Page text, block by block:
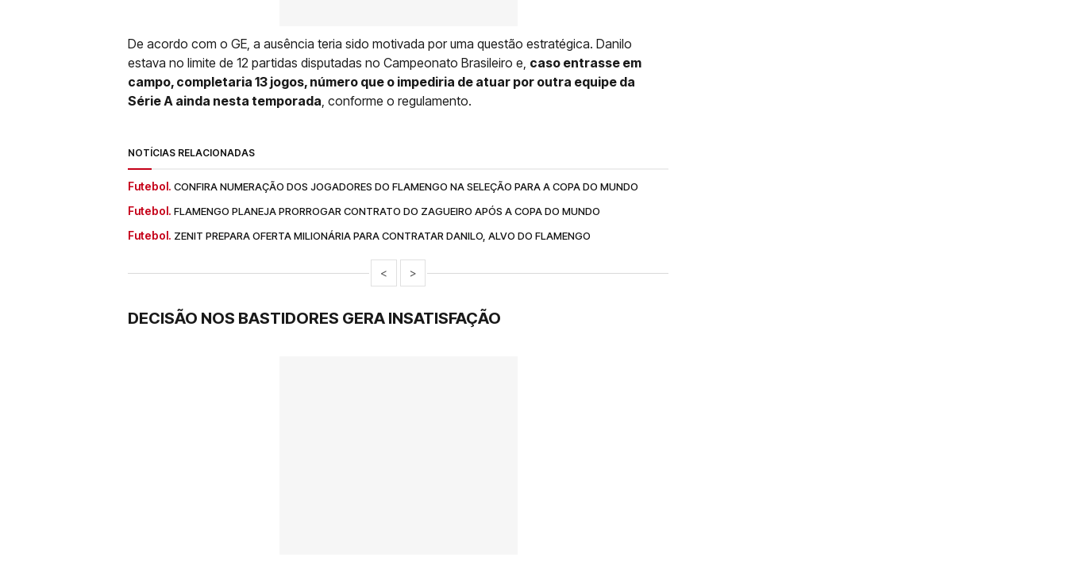
De acordo com o GE, a ausência teria sido motivada por uma questão estratégica. Danilo
estava no limite de 12 partidas disputadas no Campeonato Brasileiro e, caso entrasse em
campo, completaria 13 jogos, número que o impediria de atuar por outra equipe da
Série A ainda nesta temporada, conforme o regulamento.
NOTÍCIAS RELACIONADAS
Futebol. CONFIRA NUMERAÇÃO DOS JOGADORES DO FLAMENGO NA SELEÇÃO PARA A COPA DO MUNDO
Futebol. FLAMENGO PLANEJA PRORROGAR CONTRATO DO ZAGUEIRO APÓS A COPA DO MUNDO
Futebol. ZENIT PREPARA OFERTA MILIONÁRIA PARA CONTRATAR DANILO, ALVO DO FLAMENGO
< >
DECISÃO NOS BASTIDORES GERA INSATISFAÇÃO